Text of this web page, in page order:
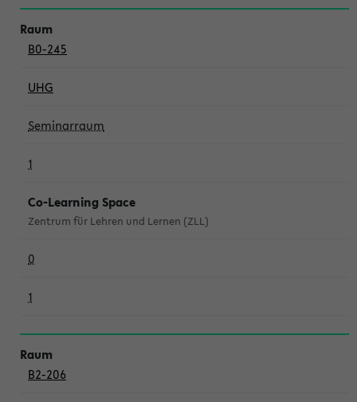
B0-245
UHG
Seminarraum
1
Co-Learning Space
Zentrum für Lehren und Lernen (ZLL)
0
1
B2-206